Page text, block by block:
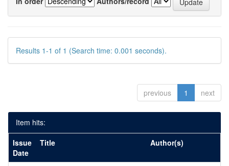
Results 1-1 of 1 (Search time: 0.001 seconds).
previous 1 next
Item hits:
Issue
Date
Title Author(s)